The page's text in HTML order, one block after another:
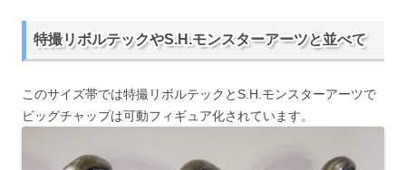
特撮リボルテックやS.H.モンスターアーツと並べて
このサイズ帯では特撮リボルテックとS.H.モンスターアーツで
ビッグチャップは可動フィギュア化されています。